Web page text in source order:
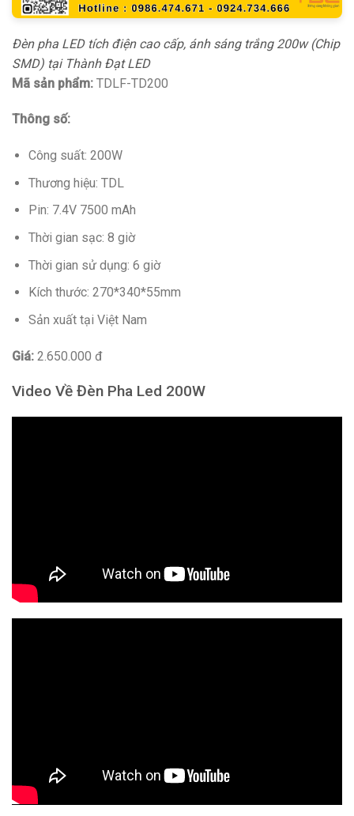
Đèn pha LED tích điện cao cấp, ánh sáng trắng 200w (Chip
SMD) tại Thành Đạt LED
Mã sản phẩm: TDLF-TD200
Thông số:
Công suất: 200W
Thương hiệu: TDL
Pin: 7.4V 7500 mAh
Thời gian sạc: 8 giờ
Thời gian sử dụng: 6 giờ
Kích thước: 270*340*55mm
Sản xuất tại Việt Nam
Giá: 2.650.000 đ
Video Về Đèn Pha Led 200W